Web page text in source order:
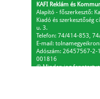
KAFI Reklám és
Alapító - főszerkesztő:
Kiadó és szerkesztőség
u. 3.
Telefon: 74/414-853,
E-mail:
Adószám: 26457567-2-
001816
© Minden jog